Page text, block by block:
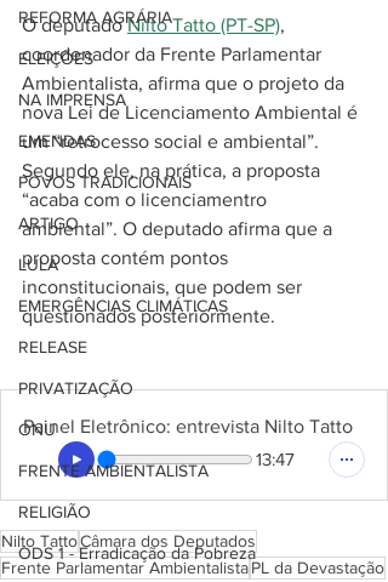
REFORMA AGRÁRIA
ELEIÇÕES
NA IMPRENSA
EMENDAS
POVOS TRADICIONAIS
ARTIGO
LULA
EMERGÊNCIAS CLIMÁTICAS
RELEASE
PRIVATIZAÇÃO
ONU
FRENTE AMBIENTALISTA
RELIGIÃO
ODS 1 - Erradicação da Pobreza
O deputado Nilto Tatto (PT-SP),
coordenador da Frente Parlamentar
Ambientalista, afirma que o projeto da
nova Lei de Licenciamento Ambiental é
um “retrocesso social e ambiental”.
Segundo ele, na prática, a proposta
“acaba com o licenciamentro
ambiental”. O deputado afirma que a
proposta contém pontos
inconstitucionais, que podem ser
questionados posteriormente.
Painel Eletrônico: entrevista Nilto Tatto
13:47
Nilto TattoCâmara dos Deputados
Frente Parlamentar AmbientalistaPL da Devastação